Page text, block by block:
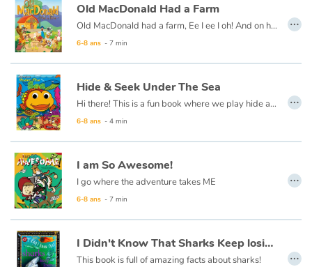
Old MacDonald Had a Farm
Old MacDonald had a farm, Ee I ee I oh! And on his farm he had lots of animals, Ee I ee I oh!
6-8 ans - 7 min
…
Hide & Seek Under The Sea
Hi there! This is a fun book where we play hide and seek. If you think you'd like to play it is okay to take a peek. When you're ready just say "go!" I will hide inside the book, and the undersea creatures will all try to help you look!
6-8 ans - 4 min
…
I am So Awesome!
I go where the adventure takes ME
6-8 ans - 7 min
…
I Didn't Know That Sharks Keep losing Their Teeth
This book is full of amazing facts about sharks! …